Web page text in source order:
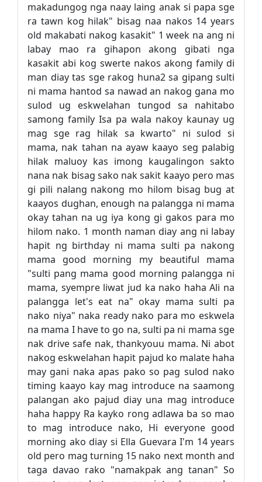
makadungog nga naay laing anak si papa sge
ra tawn kog hilak" bisag naa nakos 14 years
old makabati nakog kasakit" 1 week na ang ni
labay mao ra gihapon akong gibati nga
kasakit abi kog swerte nakos akong family di
man diay tas sge rakog huna2 sa gipang sulti
ni mama hantod sa nawad an nakog gana mo
sulod ug eskwelahan tungod sa nahitabo
samong family Isa pa wala nakoy kaunay ug
mag sge rag hilak sa kwarto" ni sulod si
mama, nak tahan na ayaw kaayo seg palabig
hilak maluoy kas imong kaugalingon sakto
nana nak bisag sako nak sakit kaayo pero mas
gi pili nalang nakong mo hilom bisag bug at
kaayos dughan, enough na palangga ni mama
okay tahan na ug iya kong gi gakos para mo
hilom nako. 1 month naman diay ang ni labay
hapit ng birthday ni mama sulti pa nakong
mama good morning my beautiful mama
"sulti pang mama good morning palangga ni
mama, syempre liwat jud ka nako haha Ali na
palangga let's eat na" okay mama sulti pa
nako niya" naka ready nako para mo eskwela
na mama I have to go na, sulti pa ni mama sge
nak drive safe nak, thankyouu mama. Ni abot
nakog eskwelahan hapit pajud ko malate haha
may gani naka apas pako so pag sulod nako
timing kaayo kay mag introduce na saamong
palangan ako pajud diay una mag introduce
haha happy Ra kayko rong adlawa ba so mao
to mag introduce nako, Hi everyone good
morning ako diay si Ella Guevara I'm 14 years
old pero mag turning 15 nako next month and
taga davao rako "namakpak ang tanan" So